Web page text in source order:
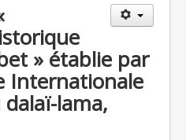
» établie par
Internationale
lama,